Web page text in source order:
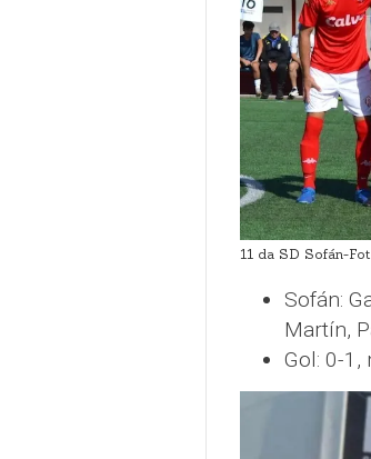
11 da SD Sofán-
Sofán:
Martín,
Gol: 0-1,